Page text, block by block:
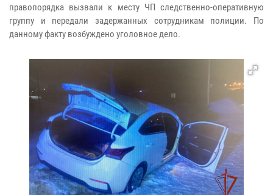
правопорядка вызвали к месту ЧП следственно-оперативную
группу и передали задержанных сотрудникам полиции. По
данному факту возбуждено уголовное дело.